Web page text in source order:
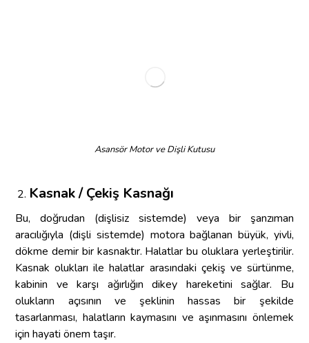
Asansör Motor ve Dişli Kutusu
Kasnak / Çekiş Kasnağı
Bu, doğrudan (dişlisiz sistemde) veya bir şanzıman
aracılığıyla (dişli sistemde) motora bağlanan büyük, yivli,
dökme demir bir kasnaktır. Halatlar bu oluklara yerleştirilir.
Kasnak olukları ile halatlar arasındaki çekiş ve sürtünme,
kabinin ve karşı ağırlığın dikey hareketini sağlar. Bu
olukların açısının ve şeklinin hassas bir şekilde
tasarlanması, halatların kaymasını ve aşınmasını önlemek
için hayati önem taşır.